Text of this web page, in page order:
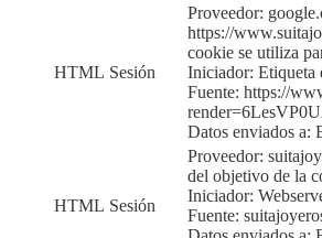
HTML Sesión
Proveedor:
https://
cookie se utiliza
Iniciador: Etiqueta
Fuente: https://
Datos enviados a:
HTML Sesión
Proveedor:
del objetivo de la
Iniciador:
Fuente: